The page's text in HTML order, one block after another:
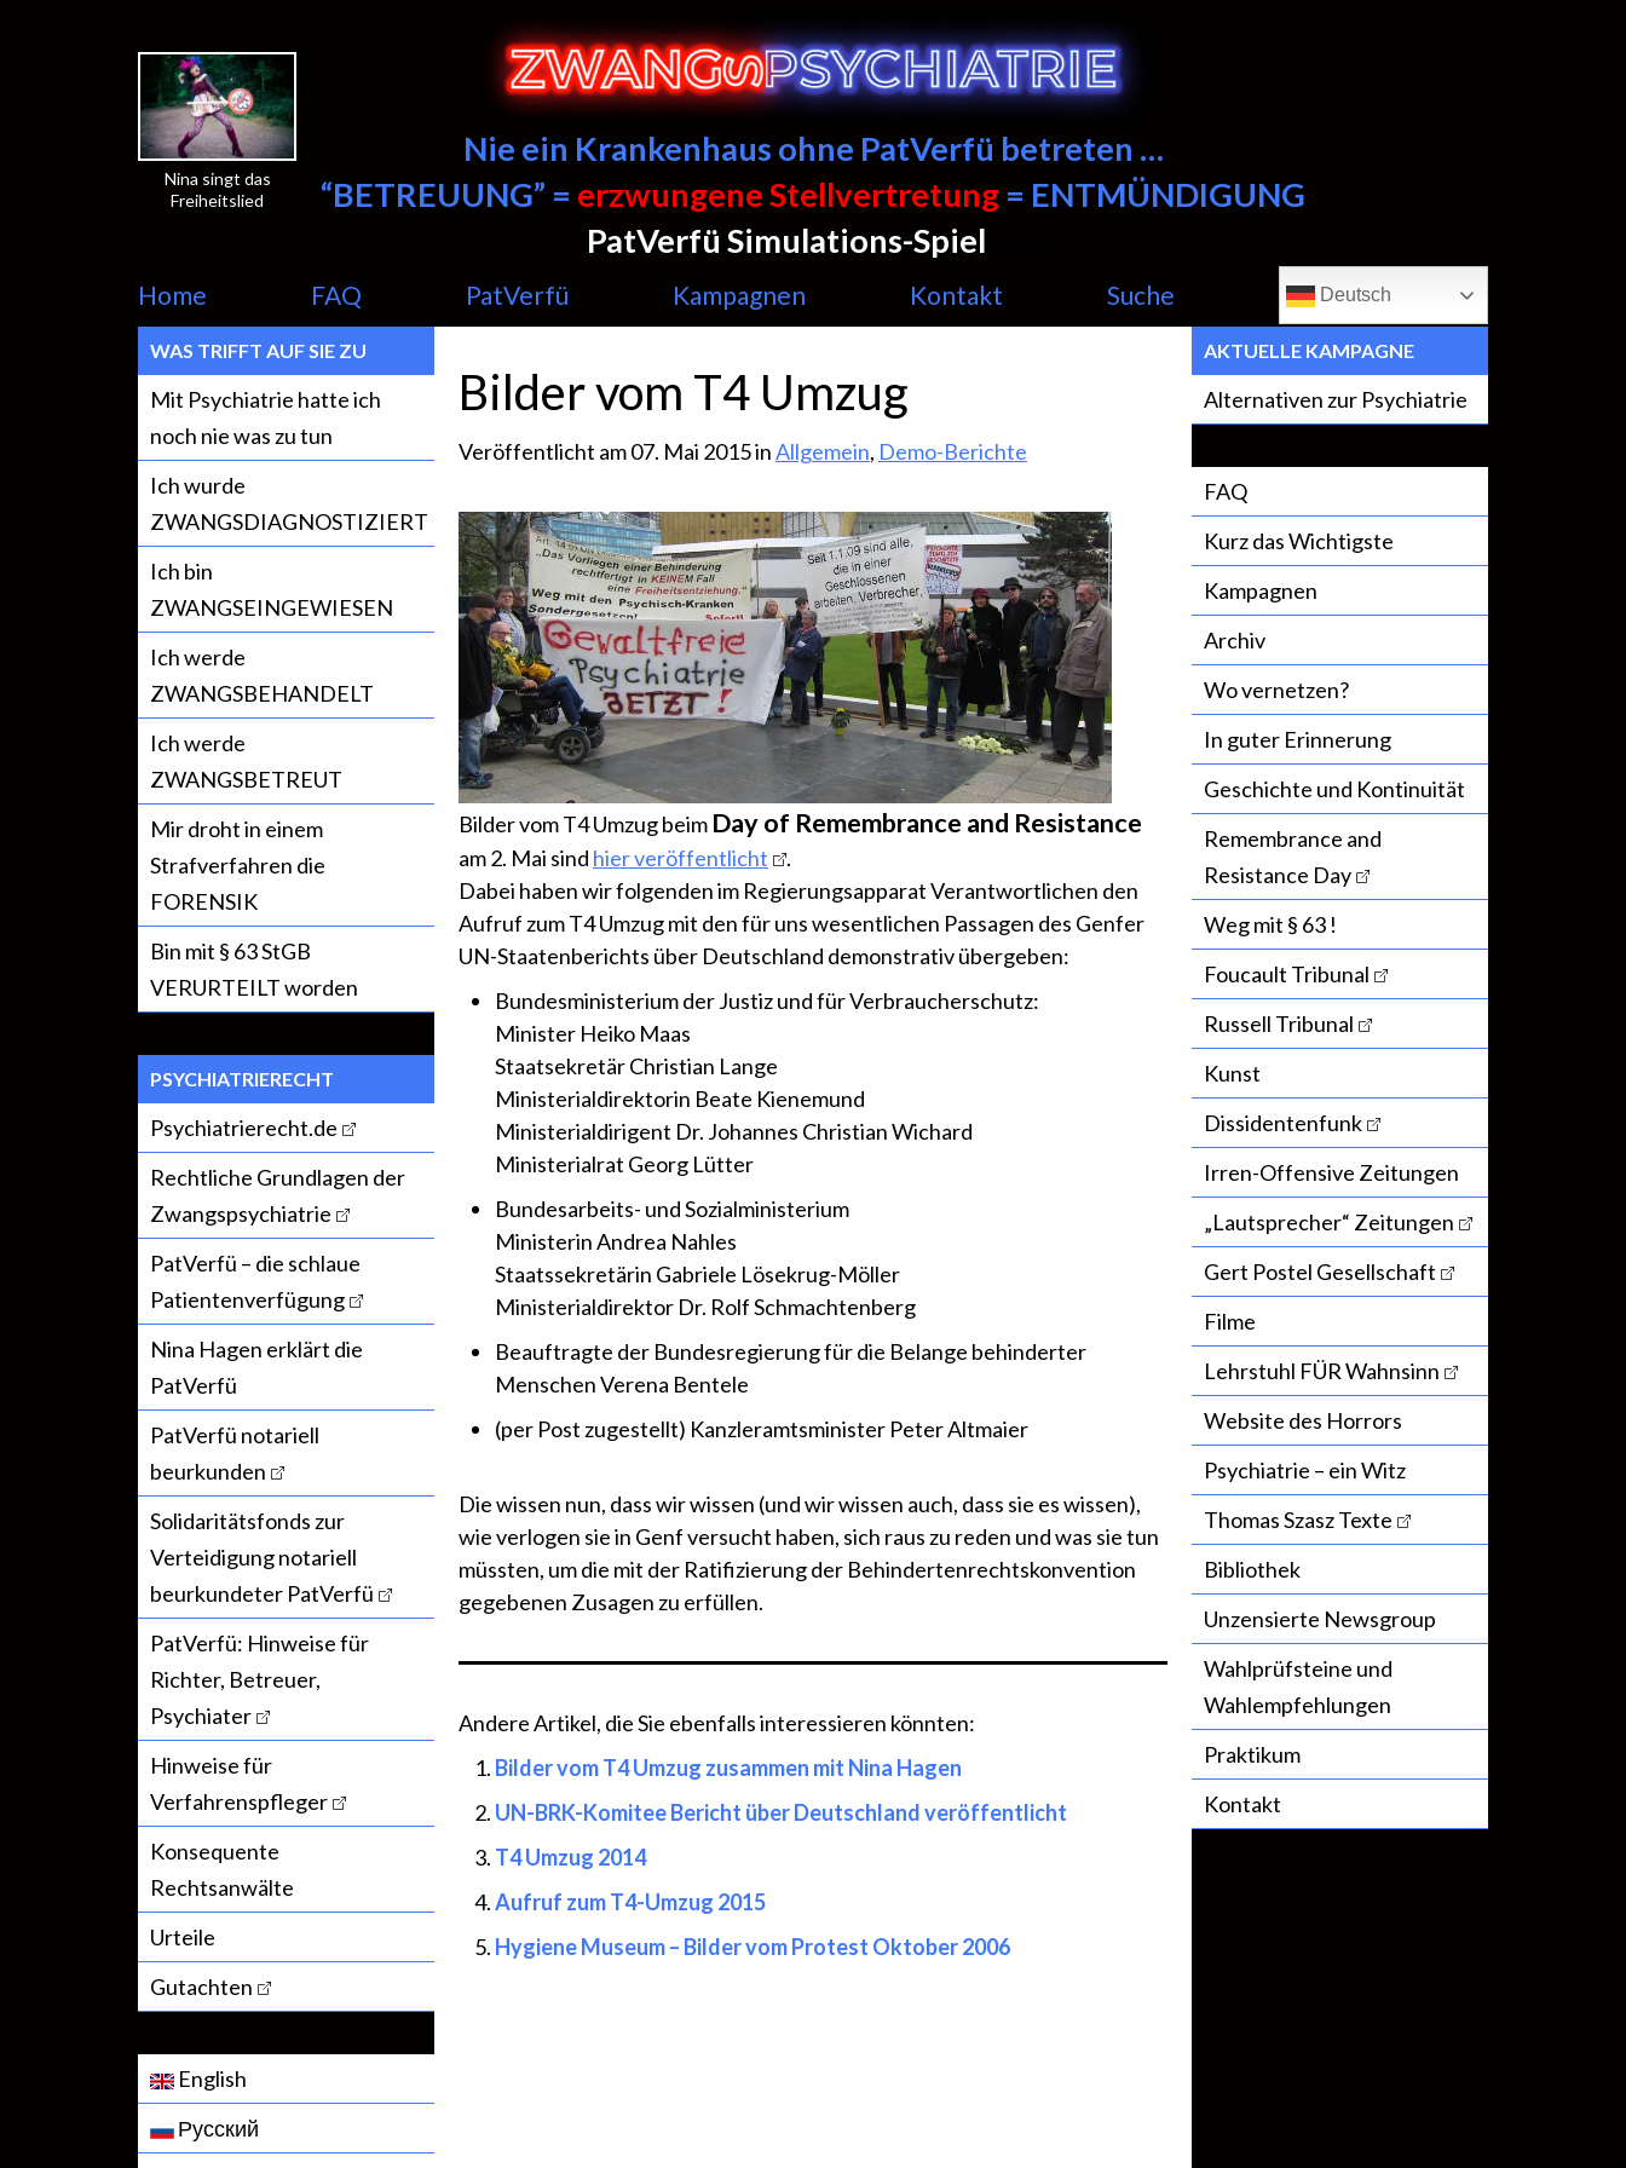
Nina singt das
Freiheitslied
Nie ein Krankenhaus ohne PatVerfü betreten …
“BETREUUNG” = erzwungene Stellvertretung = ENTMÜNDIGUNG
PatVerfü Simulations-Spiel
Home FAQ PatVerfü Kampagnen Kontakt Suche Deutsch
WAS TRIFFT AUF SIE ZU
Mit Psychiatrie hatte ich
noch nie was zu tun
Ich wurde
ZWANGSDIAGNOSTIZIERT
Ich bin
ZWANGSEINGEWIESEN
Ich werde
ZWANGSBEHANDELT
Ich werde
ZWANGSBETREUT
Mir droht in einem
Strafverfahren die
FORENSIK
Bin mit § 63 StGB
VERURTEILT worden
PSYCHIATRIERECHT
Psychiatrierecht.de
Rechtliche Grundlagen der
Zwangspsychiatrie
PatVerfü – die schlaue
Patientenverfügung
Nina Hagen erklärt die
PatVerfü
PatVerfü notariell
beurkunden
Solidaritätsfonds zur
Verteidigung notariell
beurkundeter PatVerfü
PatVerfü: Hinweise für
Richter, Betreuer,
Psychiater
Hinweise für
Verfahrenspfleger
Konsequente
Rechtsanwälte
Urteile
Gutachten
English
Русский
Bilder vom T4 Umzug
Veröffentlicht am 07. Mai 2015 inAllgemein, Demo-Berichte
Bilder vom T4 Umzug beim Day of Remembrance and Resistance
am 2. Mai sind hier veröffentlicht
.
Dabei haben wir folgenden im Regierungsapparat Verantwortlichen den
Aufruf zum T4 Umzug mit den für uns wesentlichen Passagen des Genfer
UN-Staatenberichts über Deutschland demonstrativ übergeben:
Bundesministerium der Justiz und für Verbraucherschutz:
Minister Heiko Maas
Staatsekretär Christian Lange
Ministerialdirektorin Beate Kienemund
Ministerialdirigent Dr. Johannes Christian Wichard
Ministerialrat Georg Lütter
Bundesarbeits- und Sozialministerium
Ministerin Andrea Nahles
Staatssekretärin Gabriele Lösekrug-Möller
Ministerialdirektor Dr. Rolf Schmachtenberg
Beauftragte der Bundesregierung für die Belange behinderter
Menschen Verena Bentele
(per Post zugestellt) Kanzleramtsminister Peter Altmaier
Die wissen nun, dass wir wissen (und wir wissen auch, dass sie es wissen),
wie verlogen sie in Genf versucht haben, sich raus zu reden und was sie tun
müssten, um die mit der Ratifizierung der Behindertenrechtskonvention
gegebenen Zusagen zu erfüllen.
Andere Artikel, die Sie ebenfalls interessieren könnten:
Bilder vom T4 Umzug zusammen mit Nina Hagen
UN-BRK-Komitee Bericht über Deutschland veröffentlicht
T4 Umzug 2014
Aufruf zum T4-Umzug 2015
Hygiene Museum – Bilder vom Protest Oktober 2006
AKTUELLE KAMPAGNE
Alternativen zur Psychiatrie
FAQ
Kurz das Wichtigste
Kampagnen
Archiv
Wo vernetzen?
In guter Erinnerung
Geschichte und Kontinuität
Remembrance and
Resistance Day
Weg mit § 63 !
Foucault Tribunal
Russell Tribunal
Kunst
Dissidentenfunk
Irren-Offensive Zeitungen
„Lautsprecher“ Zeitungen
Gert Postel Gesellschaft
Filme
Lehrstuhl FÜR Wahnsinn
Website des Horrors
Psychiatrie – ein Witz
Thomas Szasz Texte
Bibliothek
Unzensierte Newsgroup
Wahlprüfsteine und
Wahlempfehlungen
Praktikum
Kontakt